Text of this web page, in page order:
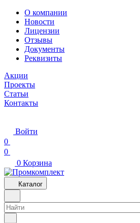
О компании
Новости
Лицензии
Отзывы
Документы
Реквизиты
Акции
Проекты
Статьи
Контакты
Войти
0
0
0 Корзина
Каталог